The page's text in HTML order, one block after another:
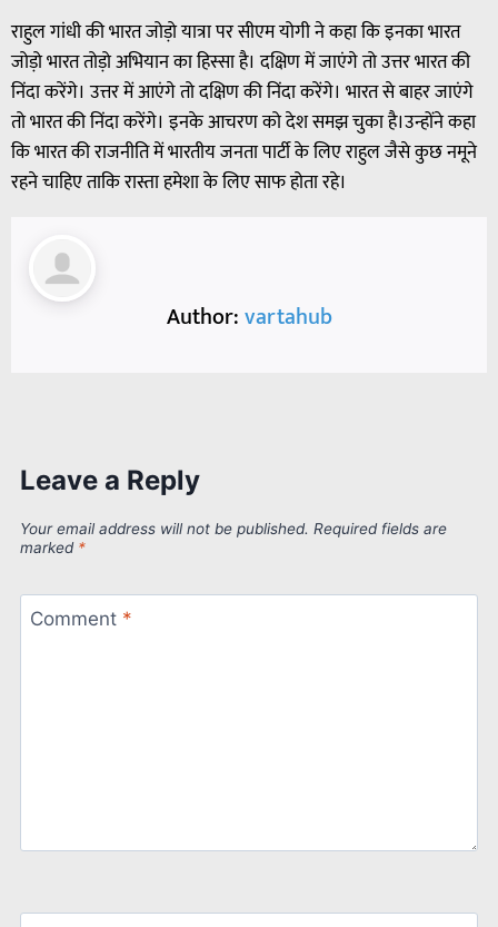
राहुल गांधी की भारत जोड़ो यात्रा पर सीएम योगी ने कहा कि इनका भारत
जोड़ो भारत तोड़ो अभियान का हिस्सा है। दक्षिण में जाएंगे तो उत्तर भारत की
निंदा करेंगे। उत्तर में आएंगे तो दक्षिण की निंदा करेंगे। भारत से बाहर जाएंगे
तो भारत की निंदा करेंगे। इनके आचरण को देश समझ चुका है।उन्होंने कहा
कि भारत की राजनीति में भारतीय जनता पार्टी के लिए राहुल जैसे कुछ नमूने
रहने चाहिए ताकि रास्ता हमेशा के लिए साफ होता रहे।
Author:vartahub
Leave a Reply
Your email address will not be published. Required fields are
marked *
Comment *